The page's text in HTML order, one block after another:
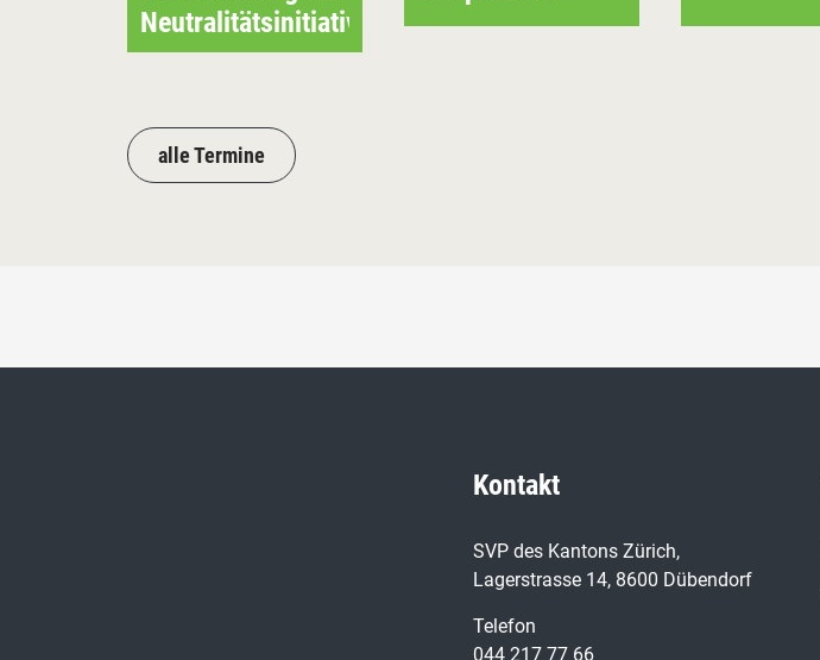
Neutralitätsinitiative
alle Termine
Kontakt
SVP des Kantons Zürich,
Lagerstrasse 14, 8600 Dübendorf
Telefon
044 217 77 66